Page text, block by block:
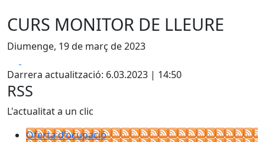
CURS MONITOR DE LLEURE
Diumenge, 19 de març de 2023
Darrera actualització: 6.03.2023 | 14:50
RSS
L'actualitat a un clic
Oferta d'ocupació